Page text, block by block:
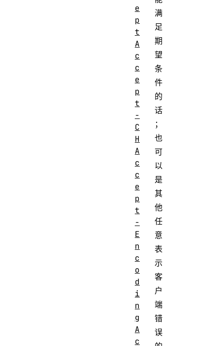
满
足
期
望
条
件
的
话
；
也
可
以
是
其
他
任
意
表
示
客
户
端
错
误
e
p
t
A
c
c
e
p
t
-
C
H
A
c
c
e
p
t
-
E
n
c
o
d
i
n
g
A
c